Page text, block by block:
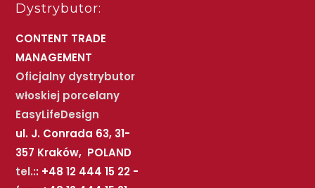
Dystrybutor:
CONTENT TRADE
MANAGEMENT
Oficjalny dystrybutor
włoskiej porcelany
EasyLifeDesign
ul. J. Conrada 63, 31-
357 Kraków, POLAND
tel.:: +48 12 444 15 22 -